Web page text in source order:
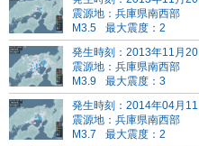
震源地：兵庫県南西部
M3.5
最大震度：2
発生時刻：2013年11月
震源地：兵庫県南西部
M3.9
最大震度：3
発生時刻：2014年04月
震源地：兵庫県南西部
M3.7
最大震度：2